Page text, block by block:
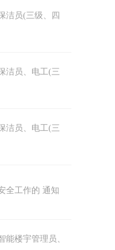
洁员(三级、四
洁员、电工(三
洁员、电工(三
全工作的 通知
能楼宇管理员、